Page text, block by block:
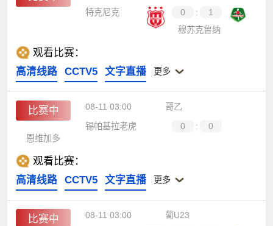
特克尼克 0 :
1
穆苏克鲁纳
观看比赛：
高清线路
CCTV5 文字直播 更多
比赛中 08-11 03:00
哥乙
锡帕基拉老虎
0 :
0
恩维加多
观看比赛：
高清线路
CCTV5 文字直播 更多
比赛中 08-11 03:00
葡U23